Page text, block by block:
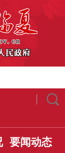
要闻动态